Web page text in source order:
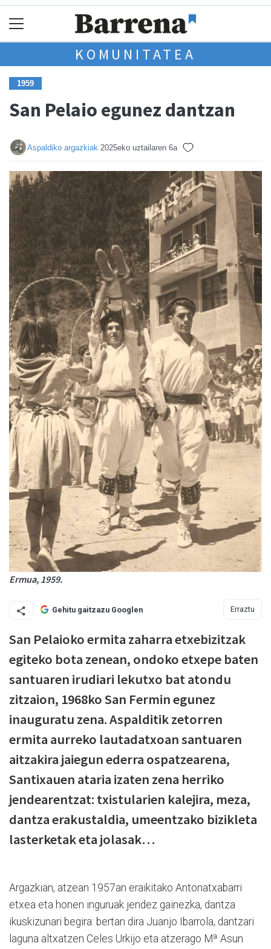
KOMUNITATEA
1959
San Pelaio egunez dantzan
Aspaldiko argazkiak 2025eko uztailaren 6a
Ermua, 1959.
Gehitu gaitzazu Googlen Erraztu
San Pelaioko ermita zaharra etxebizitzak
egiteko bota zenean, ondoko etxepe baten
santuaren irudiari lekutxo bat atondu
zitzaion, 1968ko San Fermin egunez
inauguratu zena. Aspalditik zetorren
ermita aurreko lautadatxoan santuaren
aitzakira jaiegun ederra ospatzearena,
Santixauen ataria izaten zena herriko
jendearentzat: txistularien kalejira, meza,
dantza erakustaldia, umeentzako bizikleta
lasterketak eta jolasak…
Argazkian, atzean 1957an eraikitako Antonatxabarri
etxea eta honen inguruak jendez gainezka, dantza
ikuskizunari begira: bertan dira Juanjo Ibarrola, dantzari
laguna altxatzen Celes Urkijo eta atzerago Mª Asun